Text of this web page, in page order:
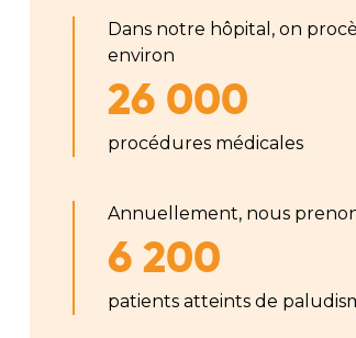
Dans notre hôpital, on
environ
26 000
procédures médicales
Annuellement, nous
6 200
patients atteints de